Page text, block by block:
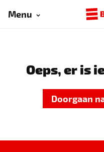
Menu
Oeps, er is
Doorgaan